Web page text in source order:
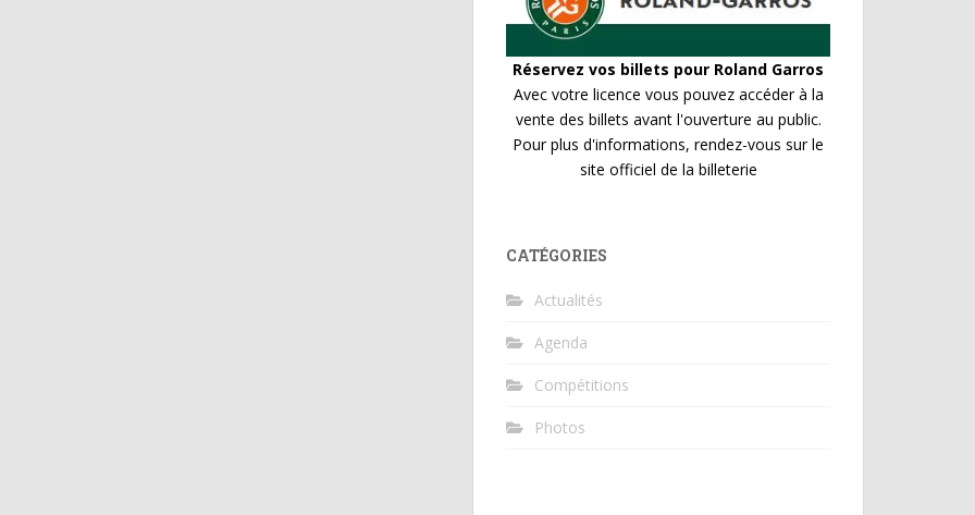
Réservez vos billets pour Roland Garros
Avec votre licence vous pouvez accéder à la
vente des billets avant l'ouverture au public.
Pour plus d'informations, rendez-vous sur le
site officiel de la billeterie
CATÉGORIES
Actualités
Agenda
Compétitions
Photos